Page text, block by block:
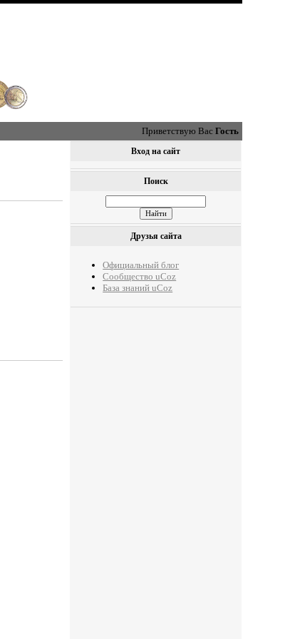
Приветствую Вас Гость
Вход на сайт
Поиск
Друзья сайта
Официальный блог
Сообщество uCoz
База знаний uCoz